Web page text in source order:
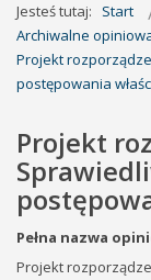
Jesteś tutaj: Start
Archiwalne
Projekt
postępowania
Projekt
Pełna nazwa
Projekt